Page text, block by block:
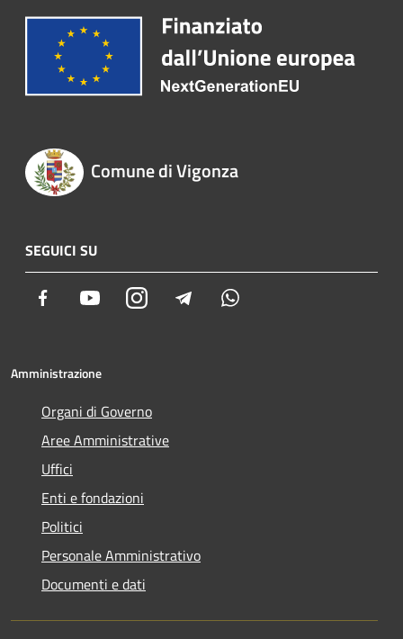
Comune di Vigonza
SEGUICI SU
Facebook YoutubeInstagram Telegram
Amministrazione
Organi di Governo
Aree Amministrative
Uffici
Enti e fondazioni
Politici
Personale Amministrativo
Documenti e dati